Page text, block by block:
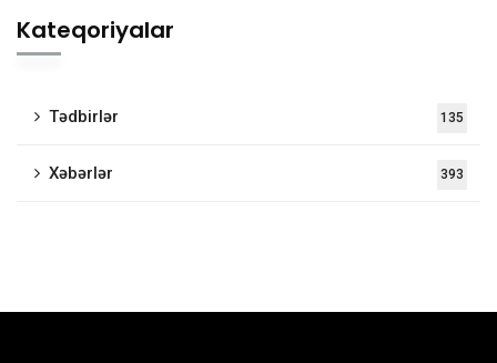
Kateqoriyalar
Tədbirlər 135
Xəbərlər 393